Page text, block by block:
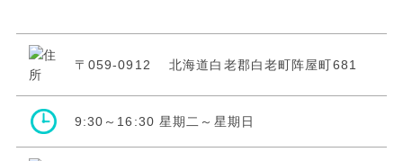
〒059-0912 北海道白老郡白老町阵屋町681
9:30～16:30 星期二～星期日